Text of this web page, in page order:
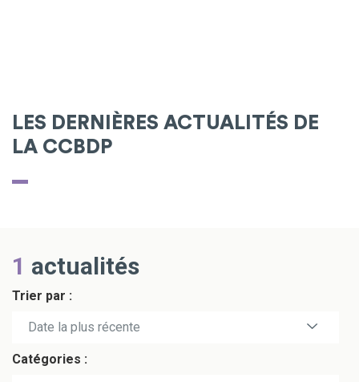
LES DERNIÈRES ACTUALITÉS DE
LA CCBDP
1 actualités
Trier par :
Date la plus récente
Date la plus ancienne
Catégories :